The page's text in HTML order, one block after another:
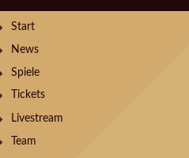
Start
News
Spiele
Tickets
Livestream
Team